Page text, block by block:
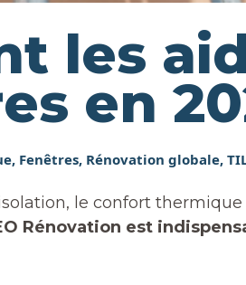
les
en
, Fenêtres, Rénovation globale,
le confort
Rénovation est